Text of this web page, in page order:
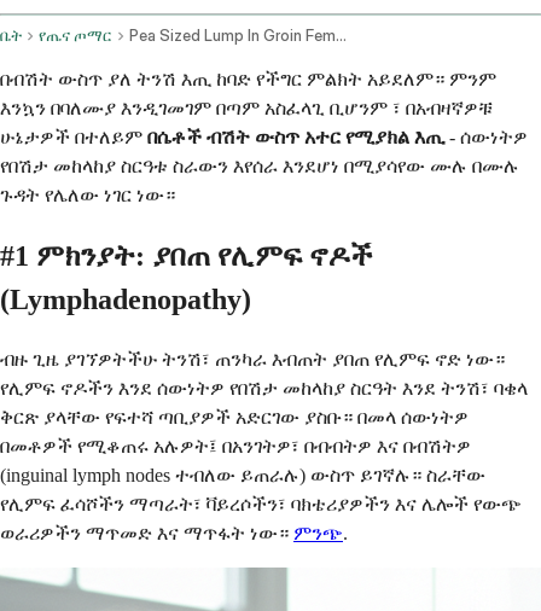
ቤት የጤና ጦማር Pea Sized Lump In Groin Female
በብሽት ውስጥ ያለ ትንሽ እጢ ከባድ የችግር ምልክት አይደለም። ምንም
እንኳን በባለሙያ እንዲገመገም በጣም አስፈላጊ ቢሆንም ፣ በአብዛኛዎቹ
ሁኔታዎች በተለይም በሴቶች ብሽት ውስጥ አተር የሚያክል እጢ- ሰውነትዎ
የበሽታ መከላከያ ስርዓቱ ስራውን እየሰራ እንደሆነ በሚያሳየው ሙሉ በሙሉ
ጉዳት የሌለው ነገር ነው።
#1 ምክንያት: ያበጠ የሊምፍ ኖዶች
(Lymphadenopathy)
ብዙ ጊዜ ያገኘዎትችሁ ትንሽ፣ ጠንካራ እብጠት ያበጠ የሊምፍ ኖድ ነው።
የሊምፍ ኖዶችን እንደ ሰውነትዎ የበሽታ መከላከያ ስርዓት እንደ ትንሽ፣ ባቄላ
ቅርጽ ያላቸው የፍተሻ ጣቢያዎች አድርገው ያስቡ። በመላ ሰውነትዎ
በመቶዎች የሚቆጠሩ አሉዎት፤ በአንገትዎ፣ በብብትዎ እና በብሽትዎ
(inguinal lymph nodes ተብለው ይጠራሉ) ውስጥ ይገኛሉ። ስራቸው
የሊምፍ ፈሳሾችን ማጣራት፣ ቫይረሶችን፣ ባክቴሪያዎችን እና ሌሎች የውጭ
ወራሪዎችን ማጥመድ እና ማጥፋት ነው። ምንጭ.